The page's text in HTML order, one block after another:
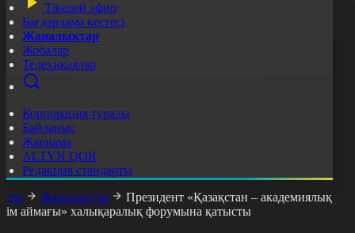
Тікелей эфир
Бағдарлама кестесі
Жаңалықтар
Жобалар
Телехикаялар
Корпорация туралы
Байланыс
Жарнама
ALTYN QOR
Редакция стандарты
Жаңалықтар
Президент «Қазақстан – академиялық
аймағы» халықаралық форумына қатысты